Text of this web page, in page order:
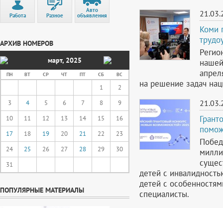
Работа Разное
Авто
объявления
АРХИВ НОМЕРОВ
март, 2025
ПН ВТ СР ЧТ ПТ СБ ВС
1
2
3
4 5 6 7 8
9
10
11 12 13 14 15
16
17
18 19 20 21 22
23
24
25 26 27 28 29
30
31
ПОПУЛЯРНЫЕ МАТЕРИАЛЫ
Коми
на решение задач
детей с
детей с
специалисты.